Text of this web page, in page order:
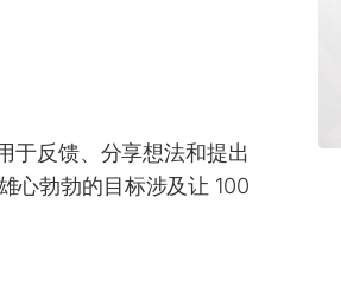
于反馈、分享想法和提出
心勃勃的目标涉及让 100